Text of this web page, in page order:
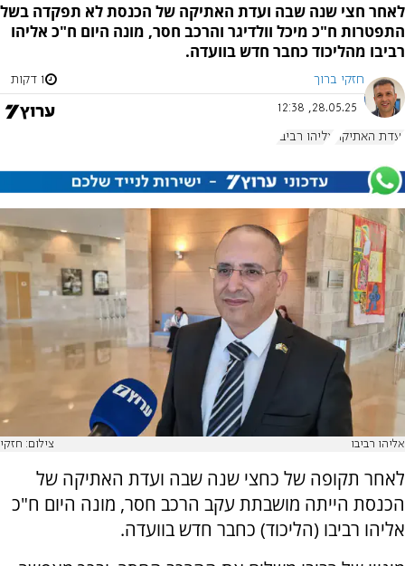
לאחר חצי שנה שבה ועדת האתיקה של הכנסת לא תפקדה בשל
התפטרות ח"כ מיכל וולדיגר והרכב חסר, מונה היום ח"כ אליהו
רביבו מהליכוד כחבר חדש בוועדה.
חזקי ברוך 1 דקות
28.05.25, 12:38
ועדת האתיקה אליהו רביבו
אליהו רביבו צילום: חזקי
לאחר תקופה של כחצי שנה שבה ועדת האתיקה של
הכנסת הייתה מושבתת עקב הרכב חסר, מונה היום ח"כ
אליהו רביבו (הליכוד) כחבר חדש בוועדה.